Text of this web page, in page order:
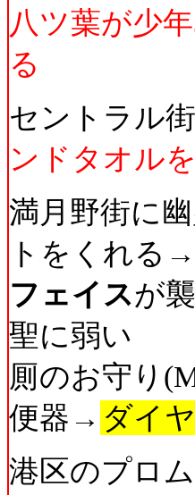
八ツ葉が少
る
セントラル
ンドタオル
満月野街に
トをくれる
フェイスが
聖に弱い
厠のお守り
便器→ ダイ
港区のプロ